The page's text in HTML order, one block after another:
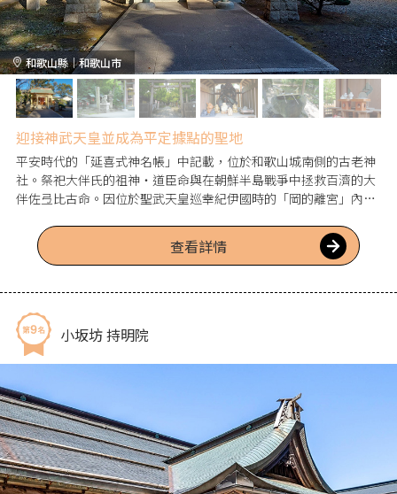
和歌山縣｜和歌山市
迎接神武天皇並成為平定據點的聖地
平安時代的「延喜式神名帳」中記載，位於和歌山城南側的古老神
社。祭祀大伴氏的祖神・道臣命與在朝鮮半島戰爭中拯救百濟的大
伴佐弖比古命。因位於聖武天皇巡幸紀伊國時的「岡的離宮」內，
吉視為守護神，之後歷代城主皆對其崇敬，刻下歷史。雖然其名列
於「延喜式神名帳」，但對於「刺田比古」是否為歷史上的表記錯
查看詳情
小坂坊 持明院